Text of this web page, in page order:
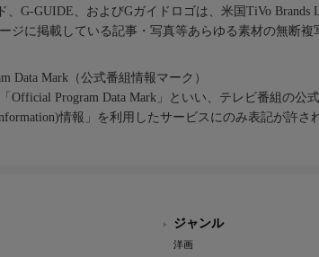
、G-GUIDE、およびGガイドロゴは、米国TiVo
ジに掲載している記事・写真等あらゆる素材の無断複
Data Mark（公式番組情報マーク）
Official Program Data Mark」といい、テレビ番組の公
情報」を利用したサービスにのみ表記が許さ
ジャンル
洋画